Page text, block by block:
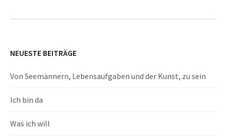
NEUESTE BEITRÄGE
Von Seemännern, Lebensaufgaben und der Kunst, zu sein
Ich bin da
Was ich will